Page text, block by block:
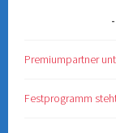
Premiumpartner
Festprogramm